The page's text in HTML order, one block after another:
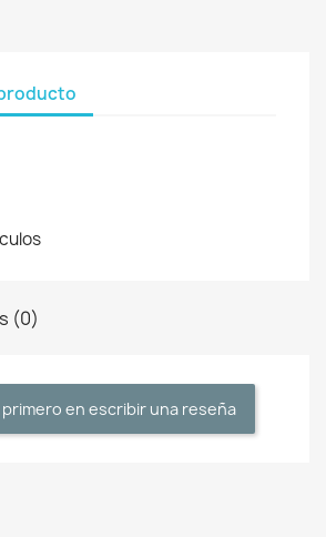
(0)
primero en escribir una reseña